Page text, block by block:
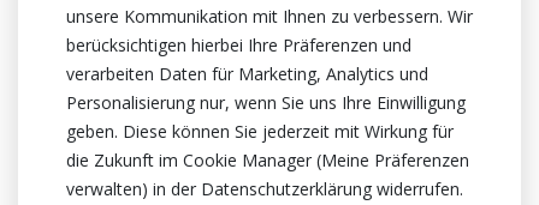
Züchter
Optiflor
Herkunftsland
Niederlande
unsere Kommunikation mit Ihnen zu verbessern. Wir
berücksichtigen hierbei Ihre Präferenzen und
verarbeiten Daten für Marketing, Analytics und
Personalisierung nur, wenn Sie uns Ihre Einwilligung
geben. Diese können Sie jederzeit mit Wirkung für
die Zukunft im Cookie Manager (Meine Präferenzen
verwalten) in der Datenschutzerklärung widerrufen.